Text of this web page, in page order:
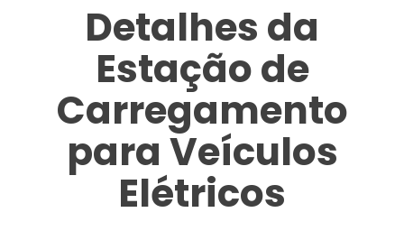
Detalhes da
Estação de
Carregamento
para Veículos
Elétricos